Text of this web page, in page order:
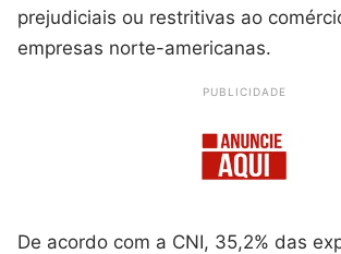
prejudiciais ou restritivas ao
empresas norte-americanas.
PUBLICIDADE
De acordo com a CNI, 35,2% das